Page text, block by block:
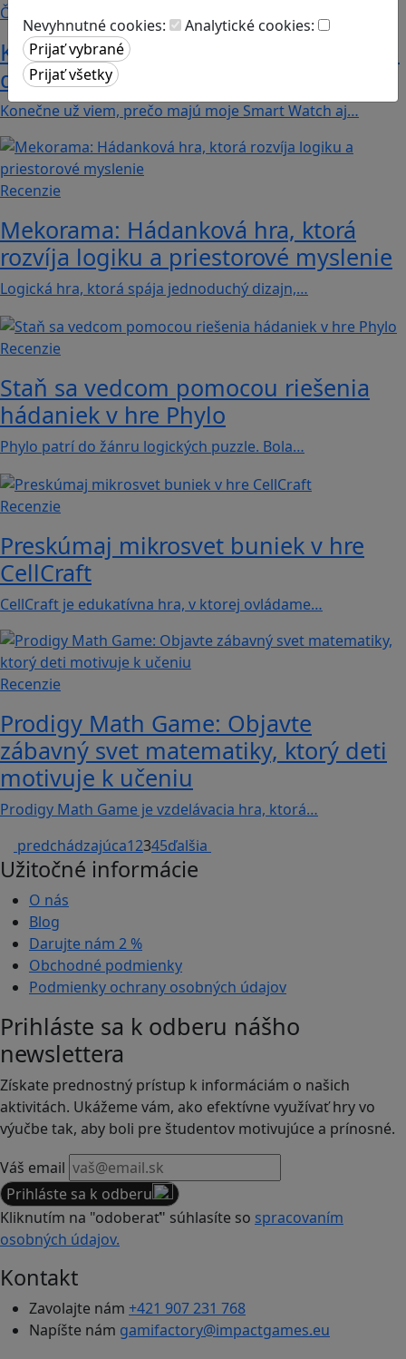
Nevyhnutné cookies:
Analytické cookies:
Články
Koľko kalórií dokážeme spáliť hraním
digitálnych hier?
Konečne už viem, prečo majú moje Smart Watch aj…
Recenzie
Mekorama: Hádanková hra, ktorá
rozvíja logiku a priestorové myslenie
Logická hra, ktorá spája jednoduchý dizajn,…
Recenzie
Staň sa vedcom pomocou riešenia
hádaniek v hre Phylo
Phylo patrí do žánru logických puzzle. Bola…
Recenzie
Preskúmaj mikrosvet buniek v hre
CellCraft
CellCraft je edukatívna hra, v ktorej ovládame…
Recenzie
Prodigy Math Game: Objavte
zábavný svet matematiky, ktorý deti
motivuje k učeniu
Prodigy Math Game je vzdelávacia hra, ktorá…
predchádzajúca12345ďalšia
Užitočné informácie
O nás
Blog
Darujte nám 2 %
Obchodné podmienky
Podmienky ochrany osobných údajov
Prihláste sa k odberu nášho
newslettera
Získate prednostný prístup k informáciám o našich
aktivitách. Ukážeme vám, ako efektívne využívať hry vo
výučbe tak, aby boli pre študentov motivujúce a prínosné.
Váš email
Prihláste sa k odberu
Kliknutím na "odoberať" súhlasíte so spracovaním
osobných údajov.
Kontakt
Zavolajte nám +421 907 231 768
Napíšte nám gamifactory@impactgames.eu